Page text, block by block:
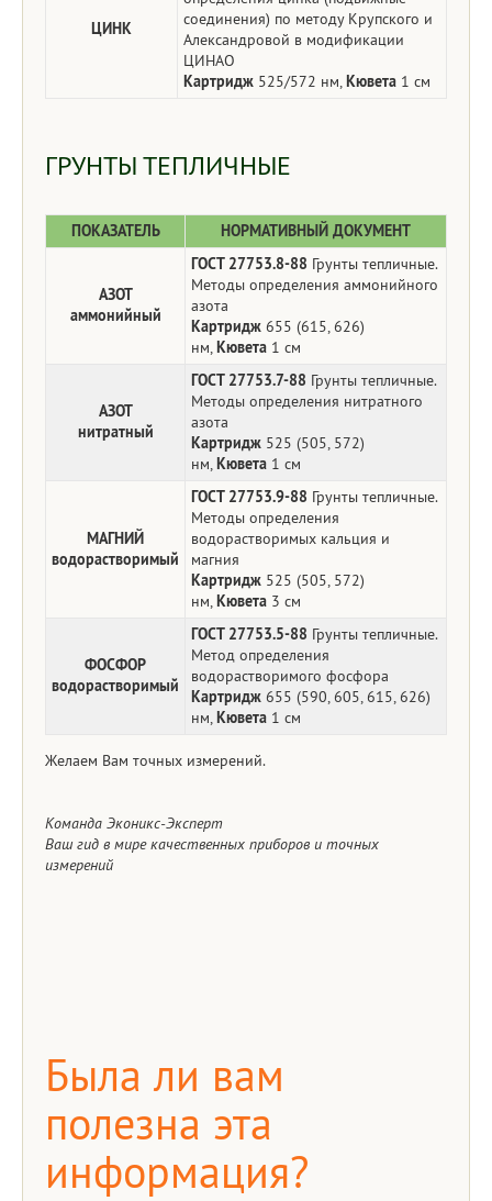
ЦИНК
соединения) по методу Крупского и
Александровой в модификации
ЦИНАО
Картридж 525/572 нм,Кювета 1 см
ГРУНТЫ ТЕПЛИЧНЫЕ
ПОКАЗАТЕЛЬ НОРМАТИВНЫЙ ДОКУМЕНТ
АЗОТ
аммонийный
ГОСТ 27753.8-88 Грунты тепличные.
Методы определения аммонийного
азота
Картридж 655 (615, 626)
нм,Кювета 1 см
АЗОТ
нитратный
ГОСТ 27753.7-88 Грунты тепличные.
Методы определения нитратного
азота
Картридж 525 (505, 572)
нм,Кювета 1 см
МАГНИЙ
водорастворимый
ГОСТ 27753.9-88 Грунты тепличные.
Методы определения
водорастворимых кальция и
магния
Картридж 525 (505, 572)
нм,Кювета 3 см
ФОСФОР
водорастворимый
ГОСТ 27753.5-88 Грунты тепличные.
Метод определения
водорастворимого фосфора
Картридж 655 (590, 605, 615, 626)
нм,Кювета 1 см
Желаем Вам точных измерений.
Команда Эконикс-Эксперт
Ваш гид в мире качественных приборов и точных
измерений
Была ли вам
полезна эта
информация?